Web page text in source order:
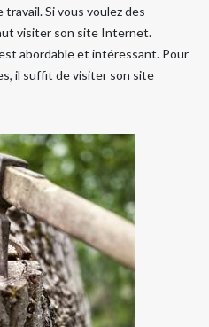
Si vous voulez des
visiter son site Internet.
abordable et intéressant. Pour
il suffit de visiter son site